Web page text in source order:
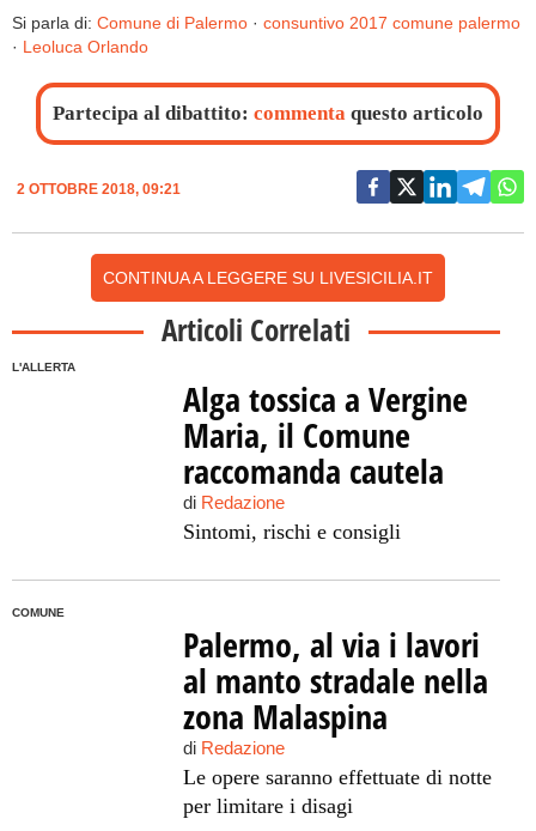
Si parla di: Comune di Palermo · consuntivo 2017 comune palermo
· Leoluca Orlando
Partecipa al dibattito: commenta questo articolo
2 OTTOBRE 2018, 09:21
CONTINUA A LEGGERE SU LIVESICILIA.IT
Articoli Correlati
L'ALLERTA
Alga tossica a Vergine
Maria, il Comune
raccomanda cautela
di Redazione
Sintomi, rischi e consigli
COMUNE
Palermo, al via i lavori
al manto stradale nella
zona Malaspina
di Redazione
Le opere saranno effettuate di notte
per limitare i disagi